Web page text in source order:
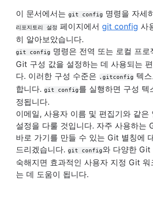
Gitk
Git-show
아보기
Git이란
Git이 조직에 필요한 이유
Git 설치
Git SSH
Git archive
GitOps
Git 치트 시트
리포지토리 설정
개요
git init
git clone
git config
git 별칭
변경 사항 저장(Git add)
Git 커밋
git diff
git stash
.gitignore
리포지토리 검사
개요
git tag
git blame
변경 내용 실행 취소
개요
git clean
git revert
git reset
기록 다시 쓰기
개요
git rebase
공동 작업 워크플로
이 문서에서는 git config 명령을 자세
리포지토리 설정 페이지에서 git config 사
히 알아보았습니다.
git config 명령은 전역 또는 로컬 프로
Git 구성 값을 설정하는 데 사용되는
다. 이러한 구성 수준은 .gitconfig 텍
합니다. git config를 실행하면 구성 텍
정됩니다.
이메일, 사용자 이름 및 편집기와 같은
설정을 다룰 것입니다. 자주 사용하는
바로 가기를 만들 수 있는 Git 별칭에
드리겠습니다. git config와 다양한 Git
숙해지면 효과적인 사용자 지정 Git 워
는 데 도움이 됩니다.